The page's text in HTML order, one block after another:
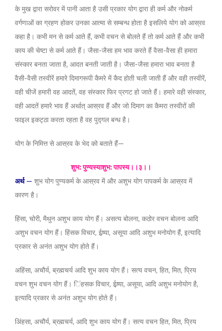
के मुख द्वारा सरोवर में पानी आता है उसी प्रकार योग द्वारा ही कर्म और नोकर्म
वर्गणाओं का ग्रहण होकर उनका आत्मा से सम्बन्ध होता है इसलिये योग को आस्रव
कहा है। कभी मन से कर्म आते हैं, कभी वचन से बोलते हैं तो कर्म आते हैं और कभी
काय की चेष्टा से कर्म आते हैं। जैसा-जैसा हम भाव करते हैं वैसा-वैसा ही हमारा
संस्कार बनता जाता है, आदत बनती जाती है। जैसा-जैसा हमारा भाव बनता है
वैसी-वैसी तस्वीरें हमारे दिमागरूपी कैमरे में कैद होती चली जाती हैं और वही तस्वीरें,
वही चीजें हमारी वह आदतें, वह संस्कार फिर प्रगट हो जाते हैं। हमारे वही संस्कार,
वही आदतें हमारे भाव हैं अर्थात् आस्रव हैं और जो दिमाग का कैमरा तस्वीरों की
फाइल इकट्ठा करता रहता है वह पुद्गल बन्ध है।
योग के निमित्त से आस्रव के भेद को बताते हैं—
शुभ: पुण्यस्याशुभ: पापस्य।।३।।
अर्थ— शुभ योग पुण्यकर्म के आस्रव में और अशुभ योग पापकर्म के आस्रव में
कारण है।
हिंसा, चोरी, मैथुन अशुभ काय योग हैं। असत्य बोलना, कठोर वचन बोलना आदि
अशुभ वचन योग हैं। हिंसक विचार, ईष्र्या, असूया आदि अशुभ मनोयोग हैं, इत्यादि
प्रकार से अनंत अशुभ योग होते हैं।
अहिंसा, अचौर्य, ब्रह्मचर्य आदि शुभ काय योग हैं। सत्य वचन, हित, मित, प्रिय
वचन शुभ वचन योग हैं। िंहसक विचार, ईष्र्या, असूया, आदि अशुभ मनोयोग है,
इत्यादि प्रकार से अनंत अशुभ योग होते हैं।
अिंहसा, अचौर्य, ब्रह्मचर्य, आदि शुभ काय योग हैं। सत्य वचन हित, मित, प्रिय